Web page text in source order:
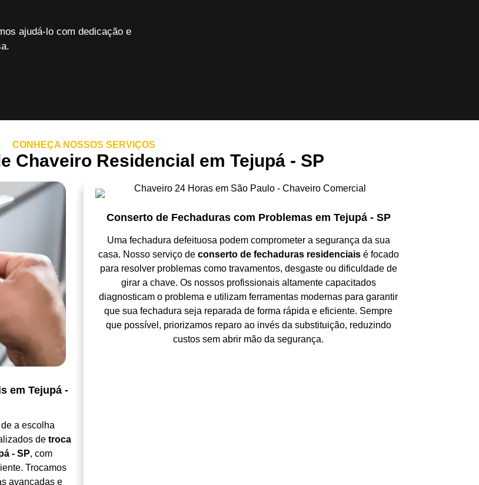
ajudá-lo com dedicação e
CONHEÇA NOSSOS SERVIÇOS
Chaveiro Residencial em Tejupá - SP
em Tejupá -
a escolha
de troca
- SP, com
Trocamos
avançadas e
Conserto de Fechaduras com Problemas em Tejupá - SP
Uma fechadura defeituosa podem comprometer a segurança da sua
casa. Nosso serviço de conserto de fechaduras residenciaisé focado
para resolver problemas como travamentos, desgaste ou dificuldade de
girar a chave. Os nossos profissionais altamente capacitados
diagnosticam o problema e utilizam ferramentas modernas para garantir
que sua fechadura seja reparada de forma rápida e eficiente. Sempre
que possível, priorizamos reparo ao invés da substituição, reduzindo
custos sem abrir mão da segurança.